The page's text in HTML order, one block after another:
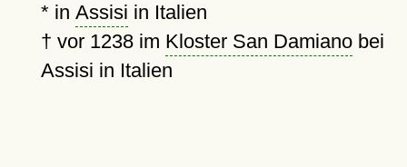
* in Assisi in Italien
† vor 1238im Kloster San Damianobei
Assisi in Italien